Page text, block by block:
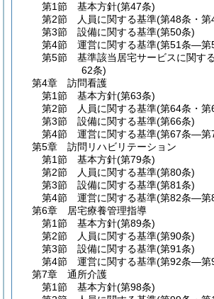
第1節
基本方針(第47条)
第2節
人員に関する基準(第48条・第
第3節
設備に関する基準(第50条)
第4節
運営に関する基準(第51条―第
第5節
基準該当居宅サービスに関す
62条)
第4章
訪問看護
第1節
基本方針(第63条)
第2節
人員に関する基準(第64条・第
第3節
設備に関する基準(第66条)
第4節
運営に関する基準(第67条―第
第5章
訪問リハビリテーション
第1節
基本方針(第79条)
第2節
人員に関する基準(第80条)
第3節
設備に関する基準(第81条)
第4節
運営に関する基準(第82条―第
第6章
居宅療養管理指導
第1節
基本方針(第89条)
第2節
人員に関する基準(第90条)
第3節
設備に関する基準(第91条)
第4節
運営に関する基準(第92条―第
第7章
通所介護
第1節
基本方針(第98条)